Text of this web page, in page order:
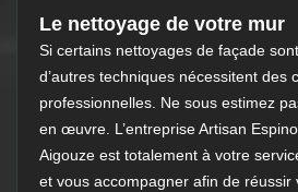
Le nettoyage de votre mur
Si certains nettoyages de façade
d’autres techniques nécessitent des
professionnelles. Ne sous estimez
en œuvre. L’entreprise Artisan
Aigouze est totalement à votre
et vous accompagner afin de réussir